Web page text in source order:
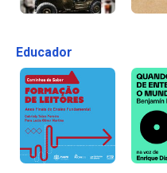
Educador